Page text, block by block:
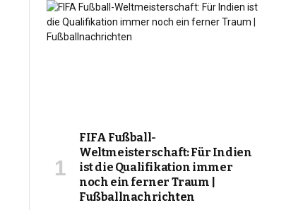
FIFA Fußball-
Weltmeisterschaft: Für Indien
ist die Qualifikation immer
noch ein ferner Traum |
Fußballnachrichten